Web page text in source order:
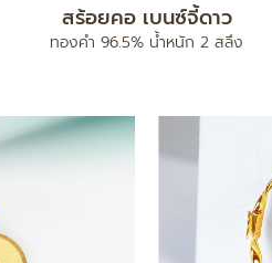
สร้อยคอ เบนซ์จี้ดาว
ทองคำ 96.5% น้ำหนัก 2 สลึง